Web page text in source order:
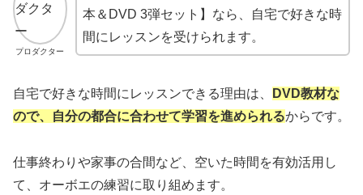
プロダクター
本＆DVD 3弾セット】なら、自宅で好きな時
間にレッスンを受けられます。
自宅で好きな時間にレッスンできる理由は、
DVD教材な
ので、自分の都合に合わせて学習を進められるからです。
仕事終わりや家事の合間など、空いた時間を有効活用し
て、オーボエの練習に取り組めます。